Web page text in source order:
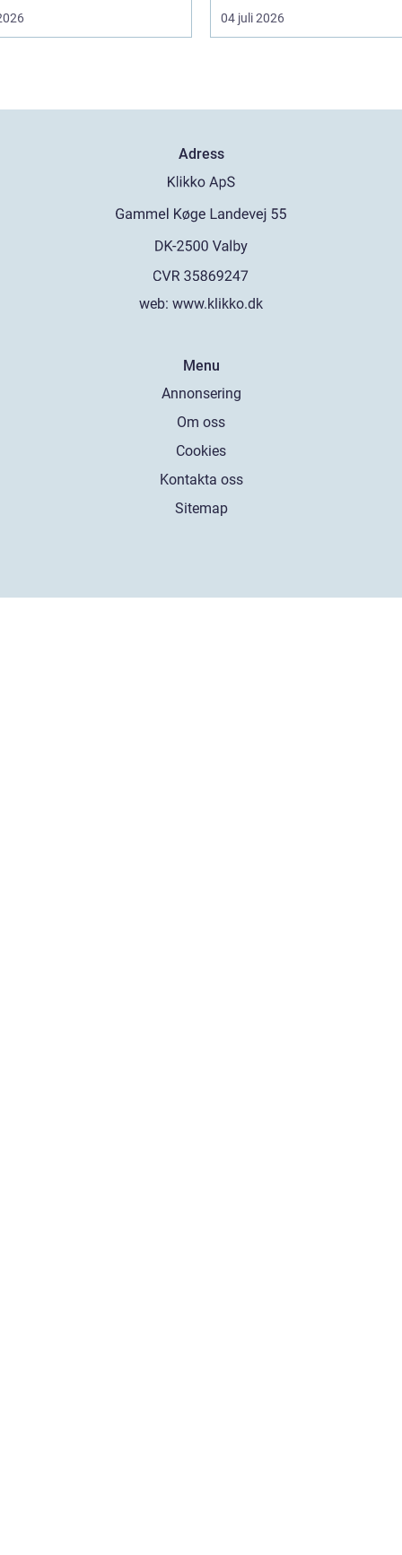
04 juli 2026
Adress
web: www.klikko.dk
Menu
Annonsering
Om oss
Cookies
Kontakta oss
Sitemap